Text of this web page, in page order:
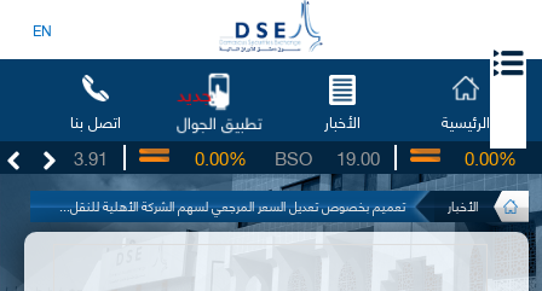
EN
الرئيسية الأخبار تطبيق الجوال
جديد
اتصل بنا
3.91
UG 19.00
BSO
0.00% 0.00%
الأخبار تعميم بخصوص تعديل السعر المرجعي لسهم الشركة الأهلية للنقل...